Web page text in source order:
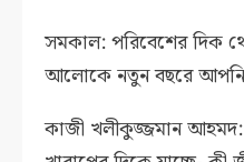
সমকাল: পরিবেশের দিক
আলোকে নতুন বছরে আপনি
কাজী খলীকুজ্জমান আহমদ: